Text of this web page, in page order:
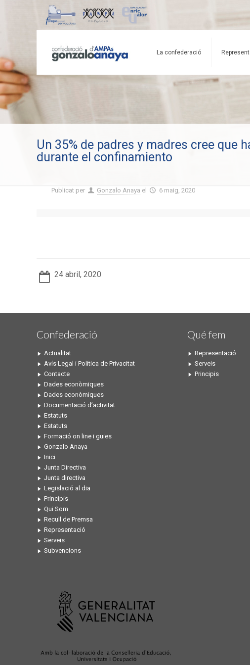
La confederació
Un 35% de padres y madres cree que
durante el confinamiento
Publicat per Gonzalo Anaya el 6 maig, 2020
24 abril, 2020
Confederació
Actualitat
Avís Legal i Política de Privacitat
Contacte
Dades econòmiques
Dades econòmiques
Documentació d’activitat
Estatuts
Estatuts
Formació on line i guies
Gonzalo Anaya
Inici
Junta Directiva
Junta directiva
Legislació al dia
Principis
Qui Som
Recull de Premsa
Representació
Serveis
Subvencions
Qué fem
Representació
Serveis
Principis